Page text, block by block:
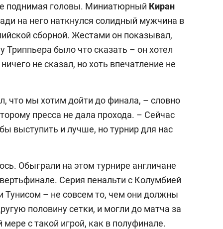
поднимая головы. Миниатюрный Киран
на него наткнулся солидный мужчина в
сборной. Жестами он показывал,
Триппьера было что сказать – он хотел
не сказал, но хоть впечатление не
что мы хотим дойти до финала, – словно
пресса не дала прохода. – Сейчас
выступить и лучше, но турнир для нас
Обыграли на этом турнире англичане
Серия пенальти с Колумбией
Тунисом – не совсем то, чем они должны
половину сетки, и могли до матча за
с такой игрой, как в полуфинале.
25 лучших
истории России:
Артамонова-Эстес –
первая, Гамова –
шестая